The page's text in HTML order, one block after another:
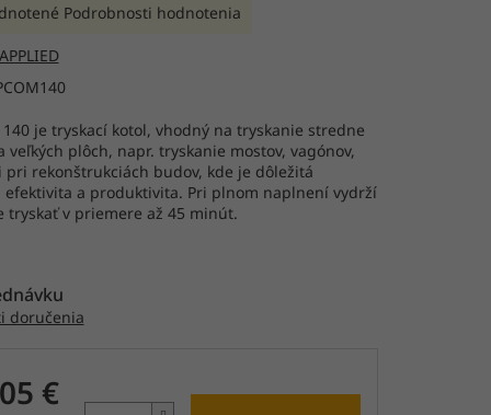
doručenia
€
140 je tryskací kotol, vhodný na tryskanie stredne
veľkých plôch, napr. tryskanie mostov, vagónov,
pri rekonštrukciách budov, kde je dôležitá
efektivita a produktivita. Pri plnom naplnení vydrží
tryskať v priemere až 45 minút.
Podrobnosti hodnotenia
APPLIED